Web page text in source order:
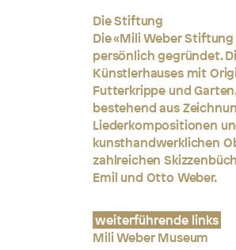
Die Stiftung
Die «Mili Weber
persönlich gegründet.
Künstlerhauses mit
Futterkrippe und
bestehend aus
Liederkompositionen
kunsthandwerklichen
zahlreichen
Emil und Otto Weber.
weiterführende links
Mili Weber Museum